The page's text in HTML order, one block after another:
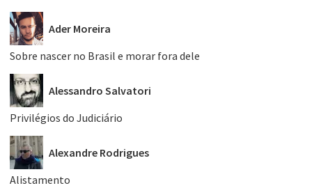
Ader Moreira
Sobre nascer no Brasil e morar fora dele
Alessandro Salvatori
Privilégios do Judiciário
Alexandre Rodrigues
Alistamento